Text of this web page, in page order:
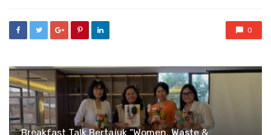
0
Breakfast Talk Bertajuk “Women, Waste &